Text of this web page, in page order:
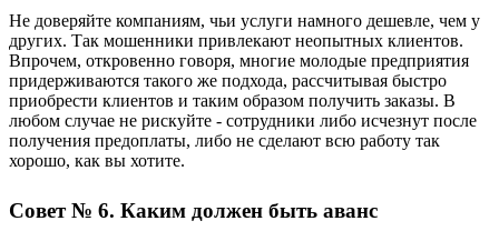
Не доверяйте компаниям, чьи услуги намного дешевле, чем у
других. Так мошенники привлекают неопытных клиентов.
Впрочем, откровенно говоря, многие молодые предприятия
придерживаются такого же подхода, рассчитывая быстро
приобрести клиентов и таким образом получить заказы. В
любом случае не рискуйте - сотрудники либо исчезнут после
получения предоплаты, либо не сделают всю работу так
хорошо, как вы хотите.
Совет № 6. Каким должен быть аванс